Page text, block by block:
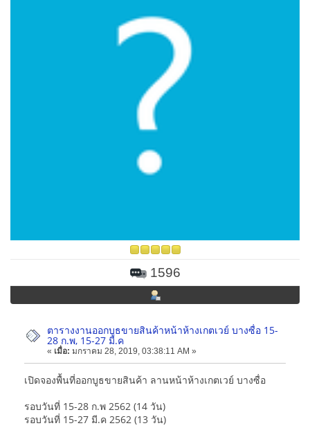
1596
ตารางงานออกบูธขายสินค้าหน้าห้างเกตเวย์ บางซื่อ 15-
28 ก.พ, 15-27 มี.ค
« เมื่อ: มกราคม 28, 2019, 03:38:11 AM »
เปิดจองพื้นที่ออกบูธขายสินค้า ลานหน้าห้างเกตเวย์ บางซื่อ
รอบวันที่ 15-28 ก.พ 2562 (14 วัน)
รอบวันที่ 15-27 มี.ค 2562 (13 วัน)